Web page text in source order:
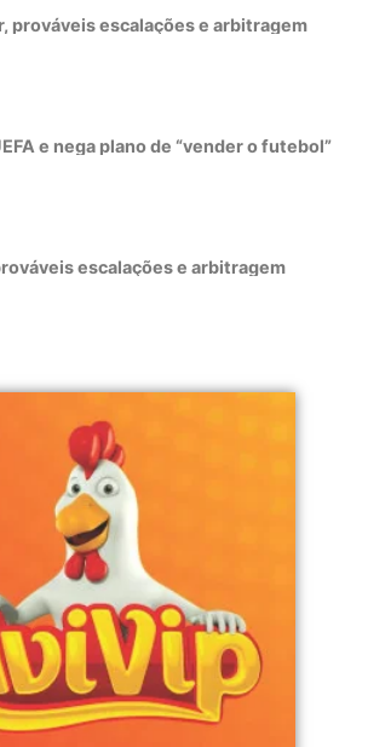
prováveis escalações e arbitragem
e nega plano de “vender o futebol”
escalações e arbitragem